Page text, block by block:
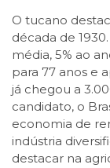
O tucano
década de
média, 5% ao
para 77 anos e
já chegou a
candidato, o
economia de
indústria
destacar na